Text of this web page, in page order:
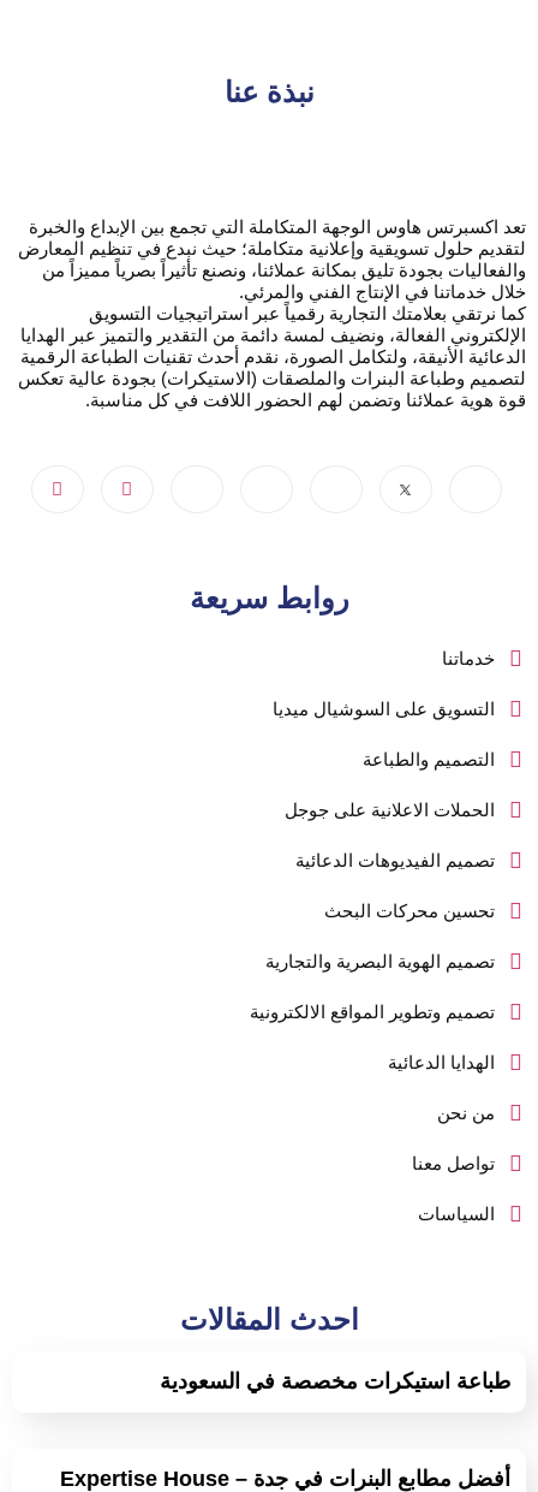
نبذة عنا
تعد اكسبرتس هاوس الوجهة المتكاملة التي تجمع بين الإبداع والخبرة
لتقديم حلول تسويقية وإعلانية متكاملة؛ حيث نبدع في تنظيم المعارض
والفعاليات بجودة تليق بمكانة عملائنا، ونصنع تأثيراً بصرياً مميزاً من
خلال خدماتنا في الإنتاج الفني والمرئي.
كما نرتقي بعلامتك التجارية رقمياً عبر استراتيجيات التسويق
الإلكتروني الفعالة، ونضيف لمسة دائمة من التقدير والتميز عبر الهدايا
الدعائية الأنيقة، ولتكامل الصورة، نقدم أحدث تقنيات الطباعة الرقمية
لتصميم وطباعة البنرات والملصقات (الاستيكرات) بجودة عالية تعكس
قوة هوية عملائنا وتضمن لهم الحضور اللافت في كل مناسبة.
روابط سريعة
خدماتنا
التسويق على السوشيال ميديا
التصميم والطباعة
الحملات الاعلانية على جوجل
تصميم الفيديوهات الدعائية
تحسين محركات البحث
تصميم الهوية البصرية والتجارية
تصميم وتطوير المواقع الالكترونية
الهدايا الدعائية
من نحن
تواصل معنا
السياسات
احدث المقالات
طباعة استيكرات مخصصة في السعودية
أفضل مطابع البنرات في جدة – Expertise House